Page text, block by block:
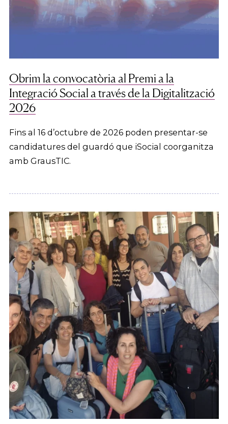
Obrim la convocatòria al Premi a la
Integració Social a través de la Digitalització
2026
Fins al 16 d’octubre de 2026 poden presentar-se
candidatures del guardó que iSocial coorganitza
amb GrausTIC.